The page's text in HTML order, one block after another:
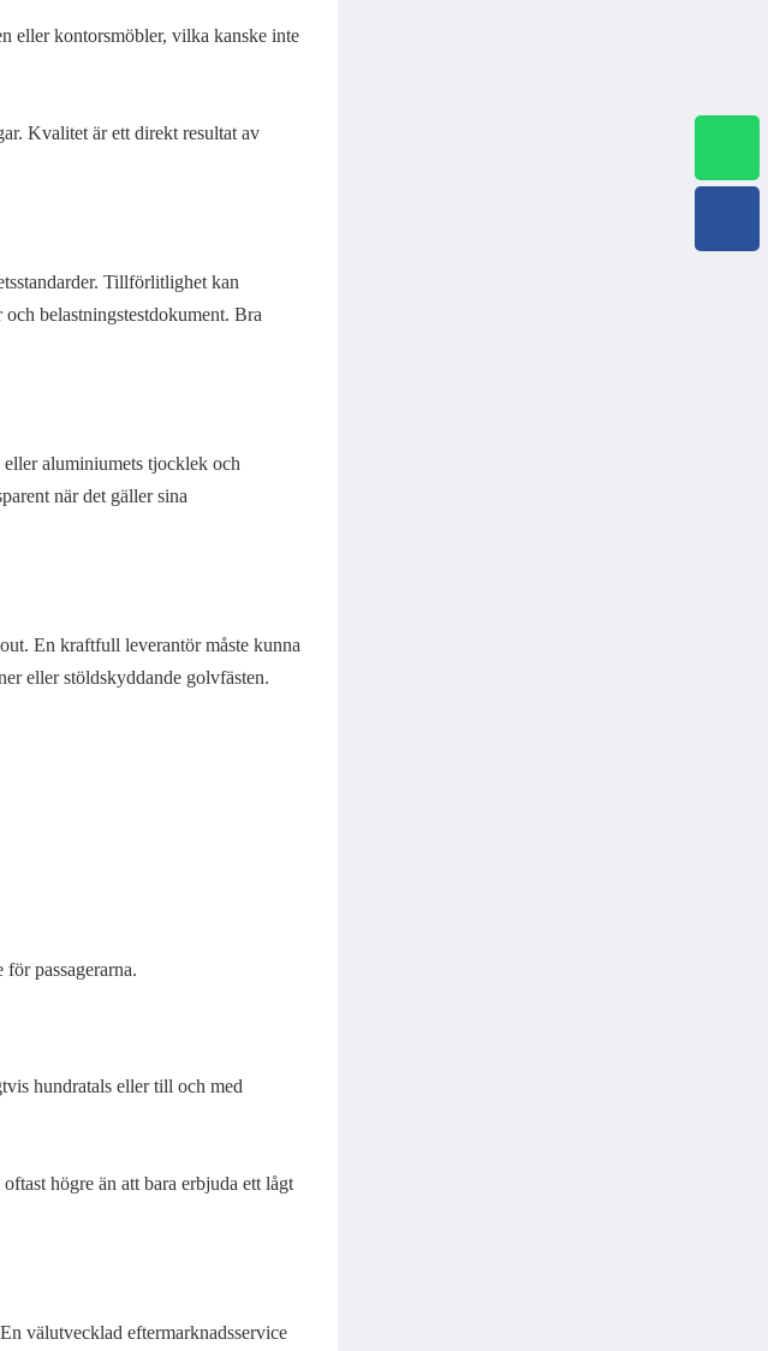
eller kontorsmöbler, vilka kanske inte
Kvalitet är ett direkt resultat av
Tillförlitlighet kan
belastningstestdokument. Bra
aluminiumets tjocklek och
när det gäller sina
En kraftfull leverantör måste kunna
eller stöldskyddande golvfästen.
passagerarna.
hundratals eller till och med
högre än att bara erbjuda ett lågt
välutvecklad eftermarknadsservice